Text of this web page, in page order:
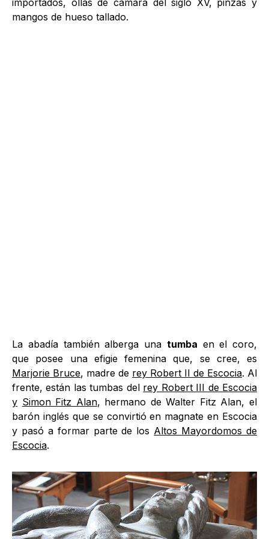
mangos de hueso tallado.
La abadía también alberga una tumba en el coro,
que posee una efigie femenina que, se cree, es
Marjorie Bruce, madre de rey Robert II de Escocia. Al
frente, están las tumbas del rey Robert III de Escocia
y Simon Fitz Alan, hermano de Walter Fitz Alan, el
barón inglés que se convirtió en magnate en Escocia
y pasó a formar parte de los Altos Mayordomos de
Escocia.